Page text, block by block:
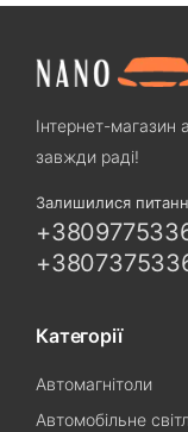
Інтернет-магазин
завжди раді!
Залишилися
Категорії
Автомагнітоли
Автомобільне